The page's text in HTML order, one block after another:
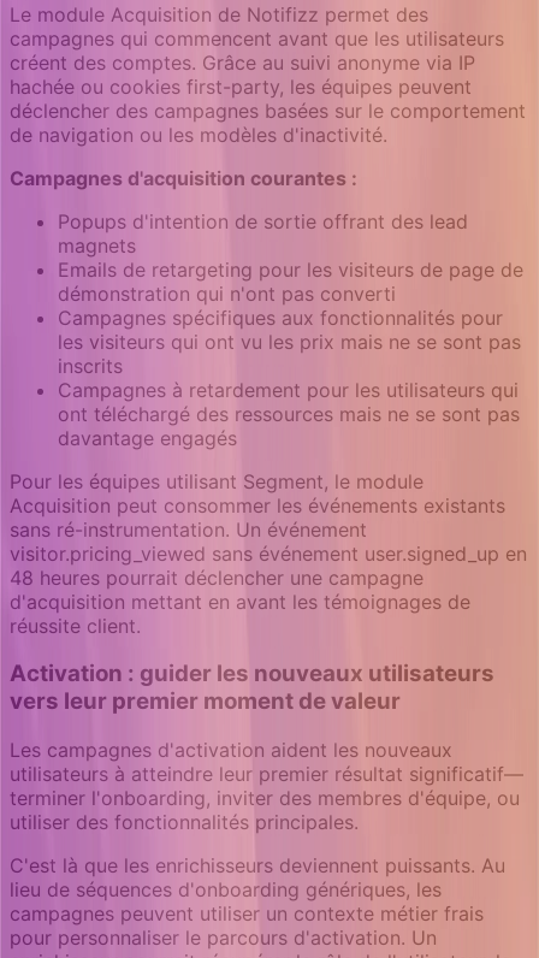
Le module Acquisition de Notifizz permet des
campagnes qui commencent avant que les utilisateurs
créent des comptes. Grâce au suivi anonyme via IP
hachée ou cookies first-party, les équipes peuvent
déclencher des campagnes basées sur le comportement
de navigation ou les modèles d'inactivité.
Campagnes d'acquisition courantes :
Popups d'intention de sortie offrant des lead
magnets
Emails de retargeting pour les visiteurs de page de
démonstration qui n'ont pas converti
Campagnes spécifiques aux fonctionnalités pour
les visiteurs qui ont vu les prix mais ne se sont pas
inscrits
Campagnes à retardement pour les utilisateurs qui
ont téléchargé des ressources mais ne se sont pas
davantage engagés
Pour les équipes utilisant Segment, le module
Acquisition peut consommer les événements existants
sans ré-instrumentation. Un événement
visitor.pricing_viewed sans événement user.signed_up en
48 heures pourrait déclencher une campagne
d'acquisition mettant en avant les témoignages de
réussite client.
Activation : guider les nouveaux utilisateurs
vers leur premier moment de valeur
Les campagnes d'activation aident les nouveaux
utilisateurs à atteindre leur premier résultat significatif—
terminer l'onboarding, inviter des membres d'équipe, ou
utiliser des fonctionnalités principales.
C'est là que les enrichisseurs deviennent puissants. Au
lieu de séquences d'onboarding génériques, les
campagnes peuvent utiliser un contexte métier frais
pour personnaliser le parcours d'activation. Un